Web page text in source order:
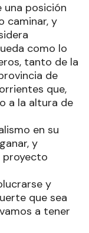
una posición
caminar, y
como lo
tanto de la
de
que,
a la altura de
en su
y
proyecto
y
que sea
a tener